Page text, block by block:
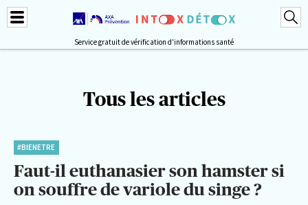
Service gratuit de vérification d'informations santé
Tous les articles
#BIENETRE
Faut-il euthanasier son hamster si
on souffre de variole du singe ?